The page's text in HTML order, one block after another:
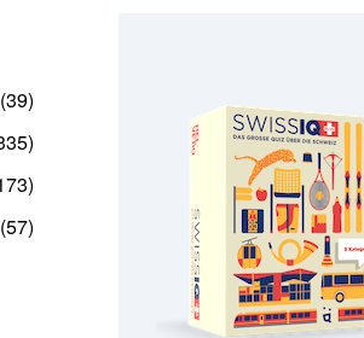
39
57